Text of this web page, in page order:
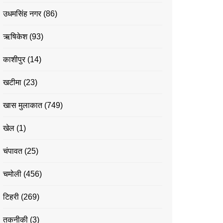
उधमसिंह नगर(86)
ऋषिकेश(93)
काशीपुर(14)
खटीमा (23)
खास मुलाकात(749)
खेल (1)
चंपावत(25)
चमोली (456)
टिहरी (269)
तकनीकी (3)